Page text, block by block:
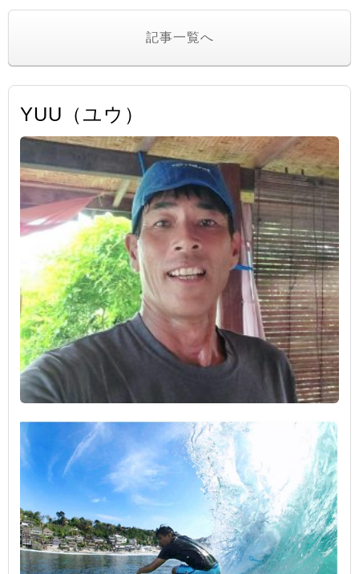
記事一覧へ
YUU（ユウ）